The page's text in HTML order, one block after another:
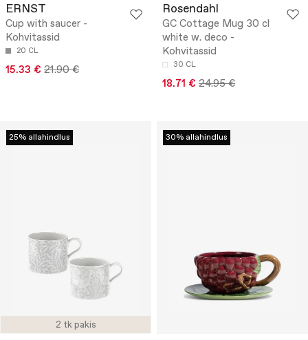
ERNST
Cup with saucer -
Kohvitassid
20 CL
15.33 € 21.90 €
Rosendahl
GC Cottage Mug 30 cl
white w. deco -
Kohvitassid
30 CL
18.71 € 24.95 €
2 tk pakis
25% allahindlus 30% allahindlus